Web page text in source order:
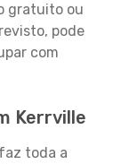
gratuito ou
pode
com
Kerrville
toda a